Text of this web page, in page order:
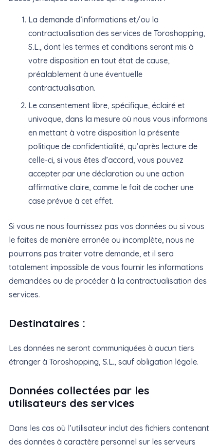
La demande d’informations et/ou la
contractualisation des services de Toroshopping,
S.L., dont les termes et conditions seront mis à
votre disposition en tout état de cause,
préalablement à une éventuelle
contractualisation.
Le consentement libre, spécifique, éclairé et
univoque, dans la mesure où nous vous informons
en mettant à votre disposition la présente
politique de confidentialité, qu’après lecture de
celle-ci, si vous êtes d’accord, vous pouvez
accepter par une déclaration ou une action
affirmative claire, comme le fait de cocher une
case prévue à cet effet.
Si vous ne nous fournissez pas vos données ou si vous
le faites de manière erronée ou incomplète, nous ne
pourrons pas traiter votre demande, et il sera
totalement impossible de vous fournir les informations
demandées ou de procéder à la contractualisation des
services.
Destinataires :
Les données ne seront communiquées à aucun tiers
étranger à Toroshopping, S.L., sauf obligation légale.
Données collectées par les
utilisateurs des services
Dans les cas où l’utilisateur inclut des fichiers contenant
des données à caractère personnel sur les serveurs